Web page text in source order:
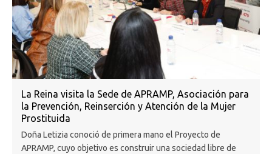
La Reina visita la Sede de APRAMP, Asociación para
la Prevención, Reinserción y Atención de la Mujer
Prostituida
Doña Letizia conoció de primera mano el Proyecto de
APRAMP, cuyo objetivo es construir una sociedad libre de